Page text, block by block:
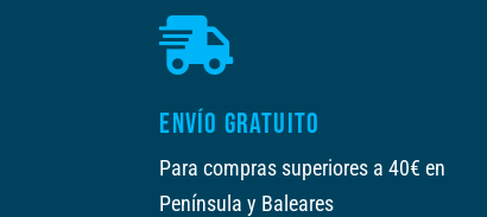

ENVÍO GRATUITO
Para compras superiores a 40€ en
Península y Baleares